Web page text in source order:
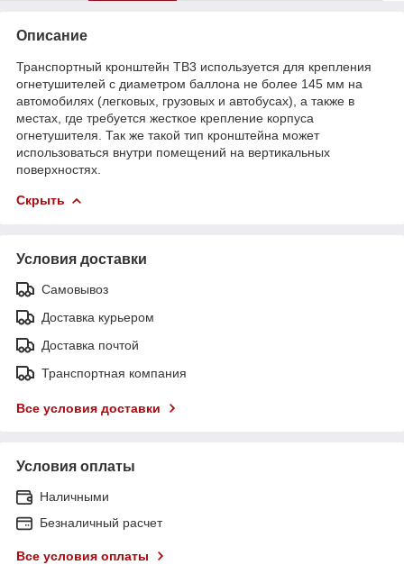
Описание
Транспортный кронштейн ТВ3 используется для крепления
огнетушителей с диаметром баллона не более 145 мм на
автомобилях (легковых, грузовых и автобусах), а также в
местах, где требуется жесткое крепление корпуса
огнетушителя. Так же такой тип кронштейна может
использоваться внутри помещений на вертикальных
поверхностях.
Скрыть
Условия доставки
Самовывоз
Доставка курьером
Доставка почтой
Транспортная компания
Все условия доставки
Условия оплаты
Наличными
Безналичный расчет
Все условия оплаты